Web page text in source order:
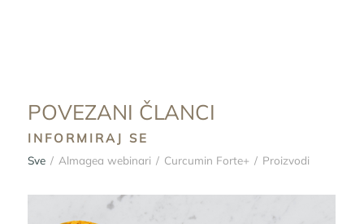
POVEZANI ČLANCI
INFORMIRAJ SE
Sve / Almagea webinari / Curcumin Forte+ / Proizvodi